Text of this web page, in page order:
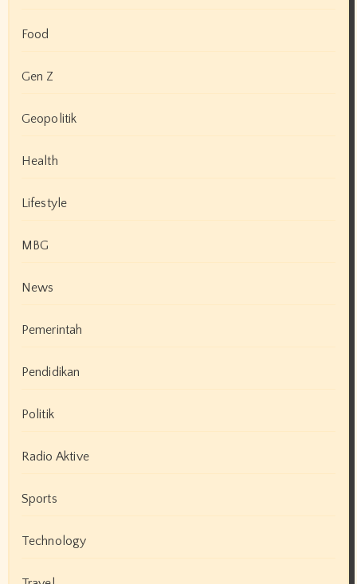
Food
Gen Z
Geopolitik
Health
Lifestyle
MBG
News
Pemerintah
Pendidikan
Politik
Radio Aktive
Sports
Technology